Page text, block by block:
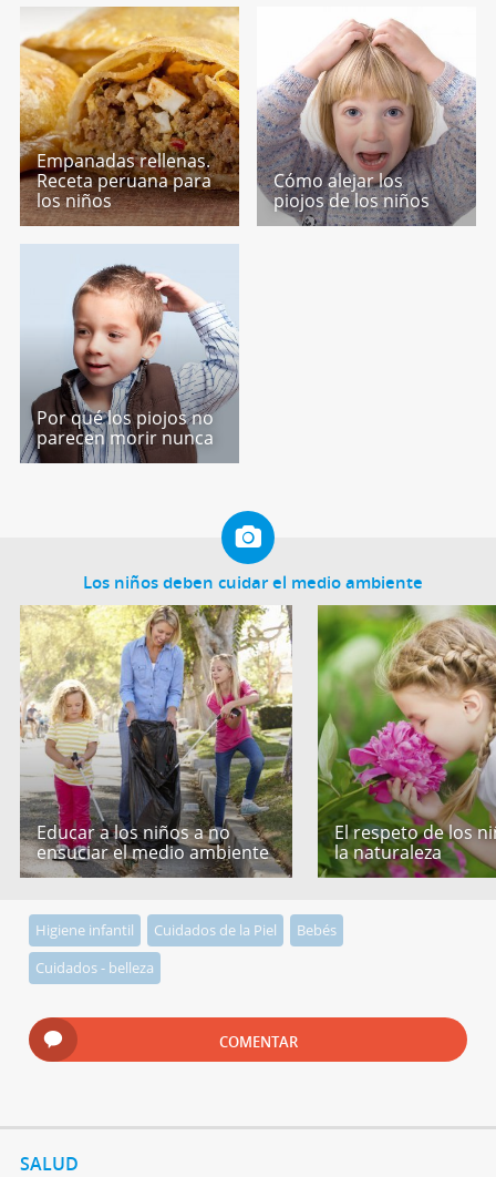
Empanadas rellenas.
Receta peruana para
los niños
Cómo alejar los
piojos de los niños
Por qué los piojos no
parecen morir nunca
Los niños deben cuidar el medio ambiente
Educar a los niños a no
ensuciar el medio ambiente
El respeto de los
la naturaleza
Higiene infantil Cuidados de la Piel
Bebés
Cuidados - belleza
COMENTAR
SALUD